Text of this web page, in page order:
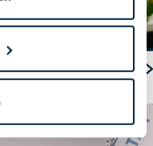
Elke Haverich